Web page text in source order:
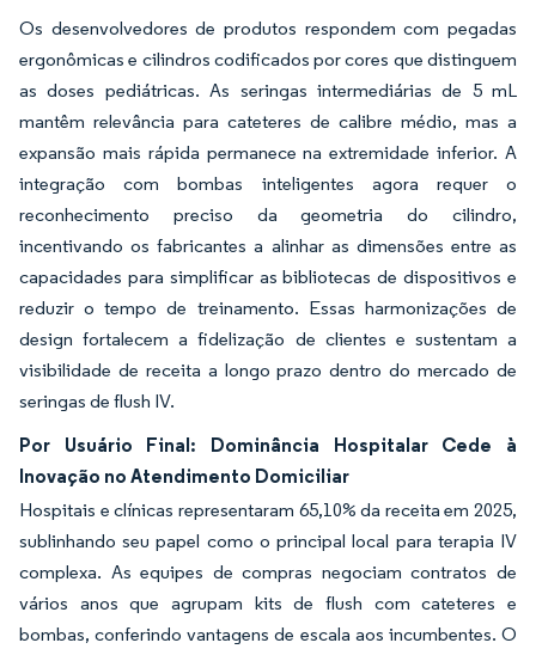
Os desenvolvedores de produtos respondem com pegadas
ergonômicas e cilindros codificados por cores que distinguem
as doses pediátricas. As seringas intermediárias de 5 mL
mantêm relevância para cateteres de calibre médio, mas a
expansão mais rápida permanece na extremidade inferior. A
integração com bombas inteligentes agora requer o
reconhecimento preciso da geometria do cilindro,
incentivando os fabricantes a alinhar as dimensões entre as
capacidades para simplificar as bibliotecas de dispositivos e
reduzir o tempo de treinamento. Essas harmonizações de
design fortalecem a fidelização de clientes e sustentam a
visibilidade de receita a longo prazo dentro do mercado de
seringas de flush IV.
Por Usuário Final: Dominância Hospitalar Cede à
Inovação no Atendimento Domiciliar
Hospitais e clínicas representaram 65,10% da receita em 2025,
sublinhando seu papel como o principal local para terapia IV
complexa. As equipes de compras negociam contratos de
vários anos que agrupam kits de flush com cateteres e
bombas, conferindo vantagens de escala aos incumbentes. O